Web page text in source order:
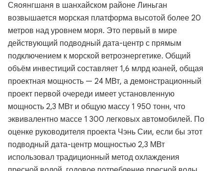
Сяоянгшаня в шанхайском районе Линьган
возвышается морская платформа высотой более 20
метров над уровнем моря. Это первый в мире
действующий подводный дата-центр с прямым
подключением к морской ветроэнергетике. Общий
объём инвестиций составляет 1,6 млрд юаней, общая
проектная мощность — 24 МВт, а демонстрационный
проект первой очереди имеет установленную
мощность 2,3 МВт и общую массу 1 950 тонн, что
эквивалентно массе 1 300 легковых автомобилей. По
оценке руководителя проекта Чэнь Сии, если бы этот
подводный дата-центр мощностью 2,3 МВт
использовал традиционный метод охлаждения